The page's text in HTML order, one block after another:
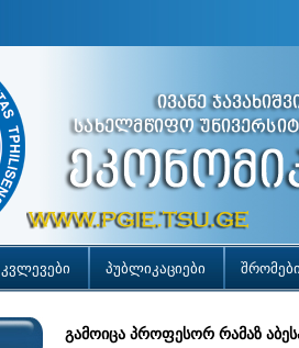
კვლევები პუბლიკაციები
გამოიცა პროფესორ რამაზ